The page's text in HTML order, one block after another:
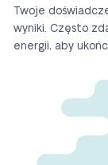
Twoje
wyniki. Często
energii, aby